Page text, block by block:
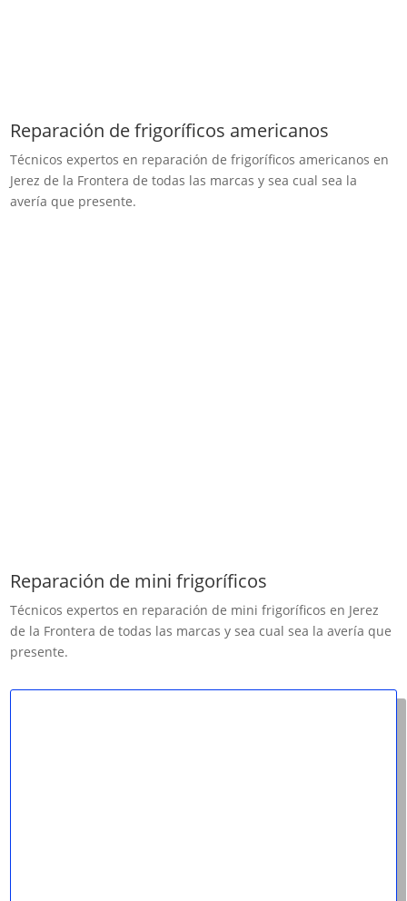
Reparación de frigoríficos americanos
Técnicos expertos en reparación de frigoríficos americanos en
Jerez de la Frontera de todas las marcas y sea cual sea la
avería que presente.
Reparación de mini frigoríficos
Técnicos expertos en reparación de mini frigoríficos en Jerez
de la Frontera de todas las marcas y sea cual sea la avería que
presente.